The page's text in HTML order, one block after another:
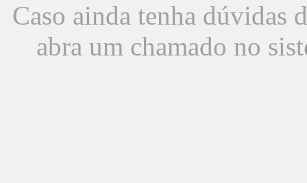
Caso ainda tenha dúvidas
abra um chamado no